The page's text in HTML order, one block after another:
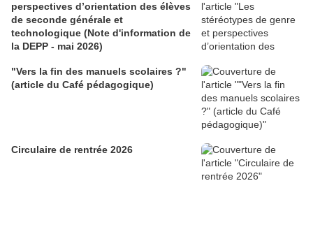
perspectives d’orientation des élèves
de seconde générale et
technologique (Note d'information de
la DEPP - mai 2026)
"Vers la fin des manuels scolaires ?"
(article du Café pédagogique)
Circulaire de rentrée 2026